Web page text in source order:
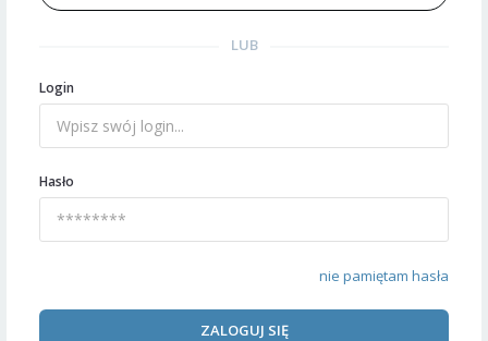
LUB
Login
Hasło
nie pamiętam hasła
ZALOGUJ SIĘ